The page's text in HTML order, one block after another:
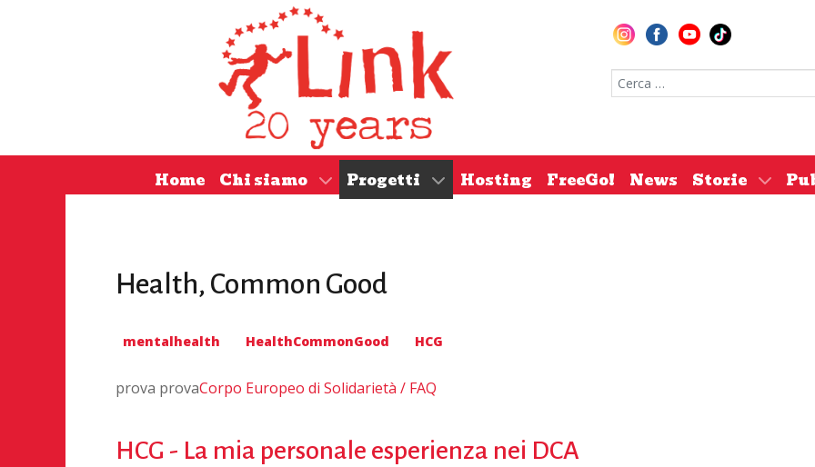
Cerca nel sito
Home Chi siamo Progetti Hosting FreeGo! News Storie
Health, Common Good
mentalhealth HealthCommonGood HCG
prova provaCorpo Europeo di Solidarietà / FAQ
HCG - La mia personale esperienza nei DCA